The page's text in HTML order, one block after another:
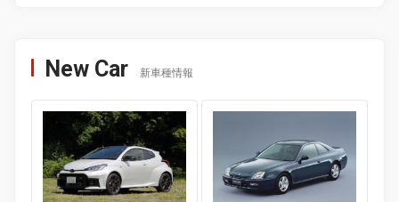
New Car 新車種情報